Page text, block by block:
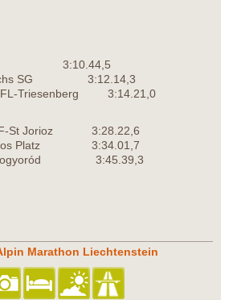
3:10.44,5
Buchs SG 3:12.14,3
FL-Triesenberg 3:14.21,0
F-St Jorioz 3:28.22,6
Platz 3:34.01,7
Mogyoród 3:45.39,3
Marathon Liechtenstein